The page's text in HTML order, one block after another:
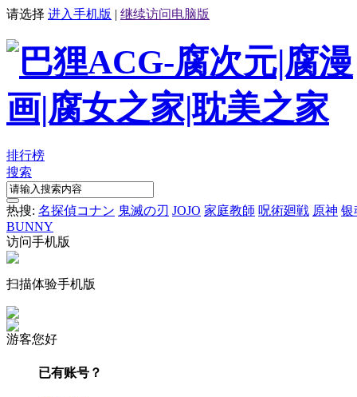
请选择 进入手机版 | 继续访问电脑版
排行榜
搜索
热搜: 名探偵コナン 鬼滅の刃 JOJO 家庭教師 呪術廻戦 原神 银
BUNNY
访问手机版
扫描体验手机版
游客您好
已有账号？